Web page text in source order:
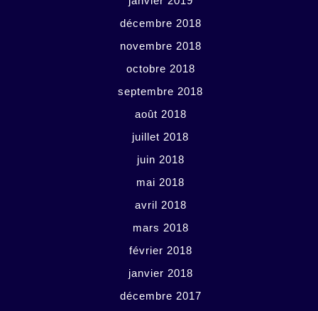
décembre 2018
novembre 2018
octobre 2018
septembre 2018
août 2018
juillet 2018
juin 2018
mai 2018
avril 2018
mars 2018
février 2018
janvier 2018
décembre 2017